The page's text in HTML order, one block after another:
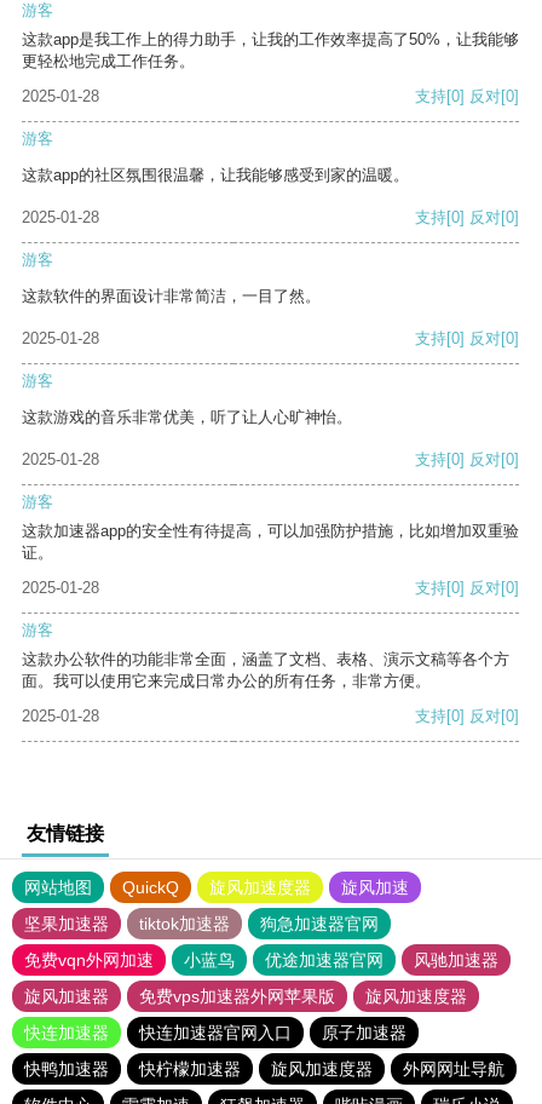
游客
这款app是我工作上的得力助手，让我的工作效率提高了50%，让我能够
更轻松地完成工作任务。
2025-01-28
支持[0] 反对[0]
游客
这款app的社区氛围很温馨，让我能够感受到家的温暖。
2025-01-28 支持[0] 反对[0]
游客
这款软件的界面设计非常简洁，一目了然。
2025-01-28 支持[0] 反对[0]
游客
这款游戏的音乐非常优美，听了让人心旷神怡。
2025-01-28 支持[0] 反对[0]
游客
这款加速器app的安全性有待提高，可以加强防护措施，比如增加双重验
证。
2025-01-28
支持[0] 反对[0]
游客
这款办公软件的功能非常全面，涵盖了文档、表格、演示文稿等各个方
面。我可以使用它来完成日常办公的所有任务，非常方便。
2025-01-28
支持[0] 反对[0]
友情链接
网站地图 QuickQ 旋风加速度器
旋风加速
坚果加速器
tiktok加速器
狗急加速器官网
免费vqn外网加速
小蓝鸟 优途加速器官网
风驰加速器
旋风加速器
免费vps加速器外网苹果版
旋风加速度器
快连加速器
快连加速器官网入口
原子加速器
快鸭加速器
快柠檬加速器 旋风加速度器
外网网址导航